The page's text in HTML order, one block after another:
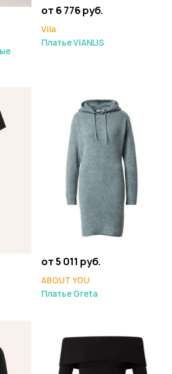
от 6 776 руб.
Vila
Платье VIANLIS
от 5 011 руб.
ABOUT YOU
Платье Greta